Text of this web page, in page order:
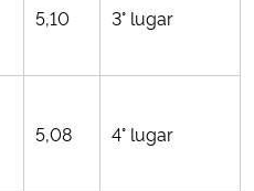
5,10 3° lugar
5,08 4° lugar